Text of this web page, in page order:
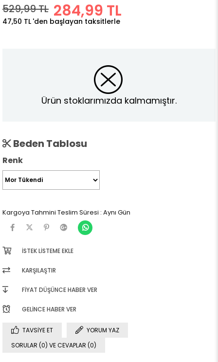
529,99 TL 284,99 TL
47,50 TL 'den başlayan taksitlerle
Ürün stoklarımızda kalmamıştır.
Beden Tablosu
Renk
Kargoya Tahmini Teslim Süresi : Aynı Gün
İSTEK LISTEME EKLE
KARŞILAŞTIR
FIYAT DÜŞÜNCE HABER VER
GELINCE HABER VER
TAVSIYE ET
YORUM YAZ
SORULAR (0) VE CEVAPLAR (0)